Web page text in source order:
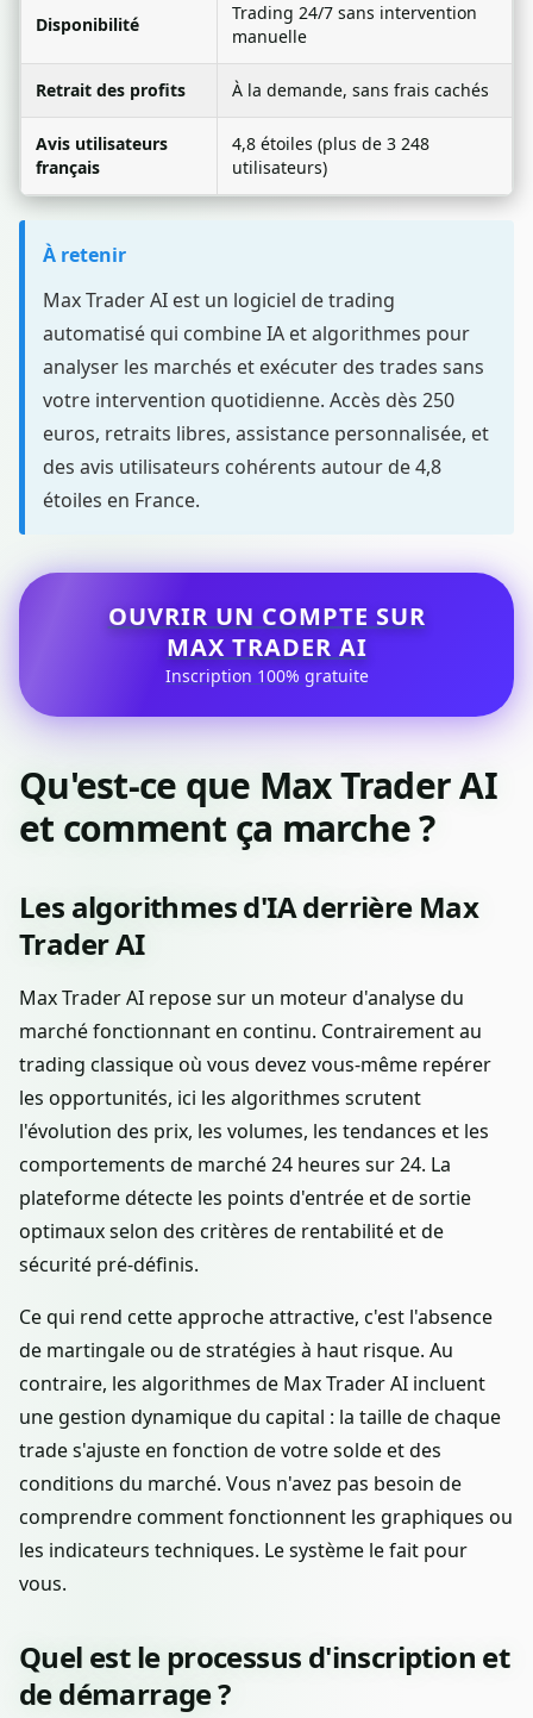
Disponibilité
Trading 24/7 sans intervention
manuelle
Retrait des profits À la demande, sans frais cachés
Avis utilisateurs
français
4,8 étoiles (plus de 3 248
utilisateurs)
À retenir
Max Trader AI est un logiciel de trading
automatisé qui combine IA et algorithmes pour
analyser les marchés et exécuter des trades sans
votre intervention quotidienne. Accès dès 250
euros, retraits libres, assistance personnalisée, et
des avis utilisateurs cohérents autour de 4,8
étoiles en France.
OUVRIR UN COMPTE SUR
MAX TRADER AI
Inscription 100% gratuite
Qu'est-ce que Max Trader AI
et comment ça marche ?
Les algorithmes d'IA derrière Max
Trader AI
Max Trader AI repose sur un moteur d'analyse du
marché fonctionnant en continu. Contrairement au
trading classique où vous devez vous-même repérer
les opportunités, ici les algorithmes scrutent
l'évolution des prix, les volumes, les tendances et les
comportements de marché 24 heures sur 24. La
plateforme détecte les points d'entrée et de sortie
optimaux selon des critères de rentabilité et de
sécurité pré-définis.
Ce qui rend cette approche attractive, c'est l'absence
de martingale ou de stratégies à haut risque. Au
contraire, les algorithmes de Max Trader AI incluent
une gestion dynamique du capital : la taille de chaque
trade s'ajuste en fonction de votre solde et des
conditions du marché. Vous n'avez pas besoin de
comprendre comment fonctionnent les graphiques ou
les indicateurs techniques. Le système le fait pour
vous.
Quel est le processus d'inscription et
de démarrage ?